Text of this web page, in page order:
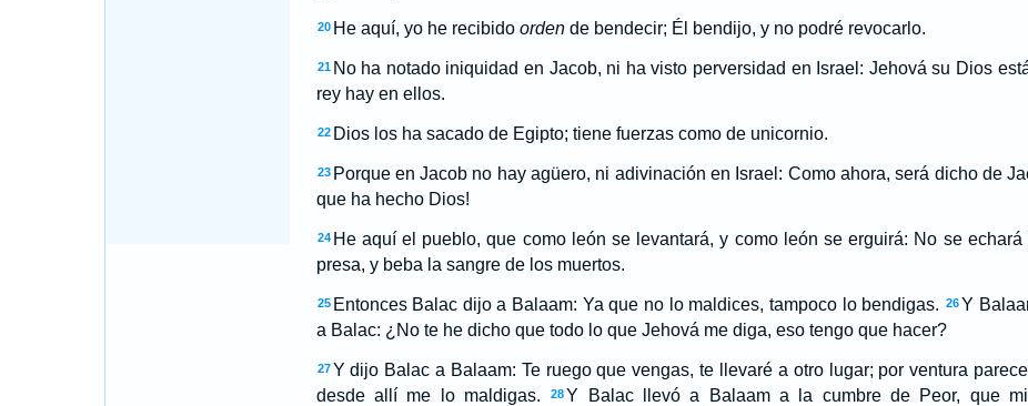
20 He aquí, yo he recibido ordende bendecir; Él bendijo, y no podré revocarlo.
21 No ha notado iniquidad en Jacob, ni ha visto perversidad en Israel: Jehová su Dios
rey hay en ellos.
22 Dios los ha sacado de Egipto; tiene fuerzas como de unicornio.
23 Porque en Jacob no hay agüero, ni adivinación en Israel: Como ahora, será dicho de
que ha hecho Dios!
24 He aquí el pueblo, que como león se levantará, y como león se erguirá: No se
presa, y beba la sangre de los muertos.
25 Entonces Balac dijo a Balaam: Ya que no lo maldices, tampoco lo bendigas. 26Y
a Balac: ¿No te he dicho que todo lo que Jehová me diga, eso tengo que hacer?
27 Y dijo Balac a Balaam: Te ruego que vengas, te llevaré a otro lugar; por ventura
desde allí me lo maldigas.
28Y Balac llevó a Balaam a la cumbre de Peor, que